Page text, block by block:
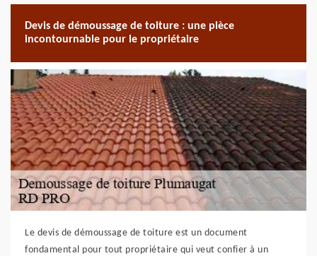
Devis de démoussage de toiture : une pièce
incontournable pour le propriétaire
Le devis de démoussage de toiture est un document
fondamental pour tout propriétaire qui veut confier à un